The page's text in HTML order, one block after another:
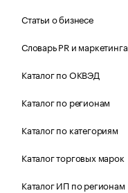
Статьи о бизнесе
Словарь PR и маркетинга
Каталог по ОКВЭД
Каталог по регионам
Каталог по категориям
Каталог торговых марок
Каталог ИП по регионам